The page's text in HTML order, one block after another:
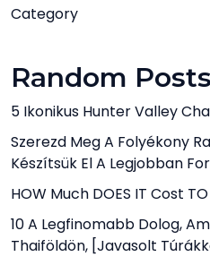
Category
Random Posts
5 Ikonikus Hunter Valley
Szerezd Meg A Folyékony
Készítsük El A Legjobban
HOW Much DOES IT Cost
10 A Legfinomabb Dolog,
Thaiföldön, [javasolt